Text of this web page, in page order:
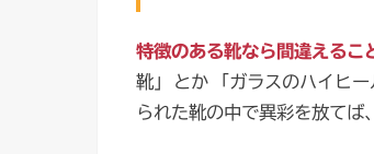
特徴のある靴なら間違えるこ
靴」
とか 「ガラスのハイヒー
られた靴の中で異彩を放てば